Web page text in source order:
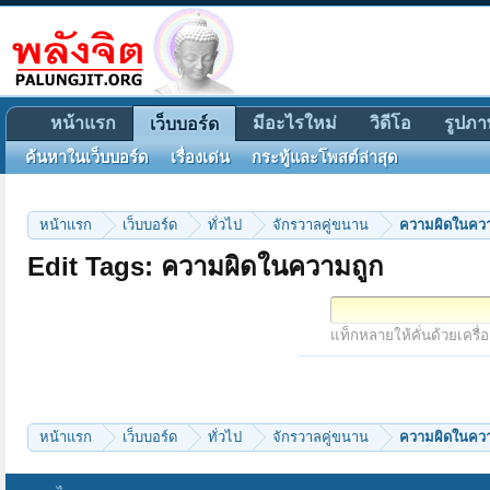
หน้าแรก เว็บบอร์ด ทั่วไป จักรวาลคู่ขนาน ความผิดในคว
Edit Tags: ความผิดในความถูก
แท็กหลายให้คั่นด้วยเครื่
หน้าแรก เว็บบอร์ด ทั่วไป จักรวาลคู่ขนาน ความผิดในคว
หน้าแรก เว็บบอร์ด
ค้นหาในเว็บบอร์ด เรื่องเด่น กระทู้และโพสต์ล่าสุด
มีอะไรใหม่ วิดีโอ รูปภ